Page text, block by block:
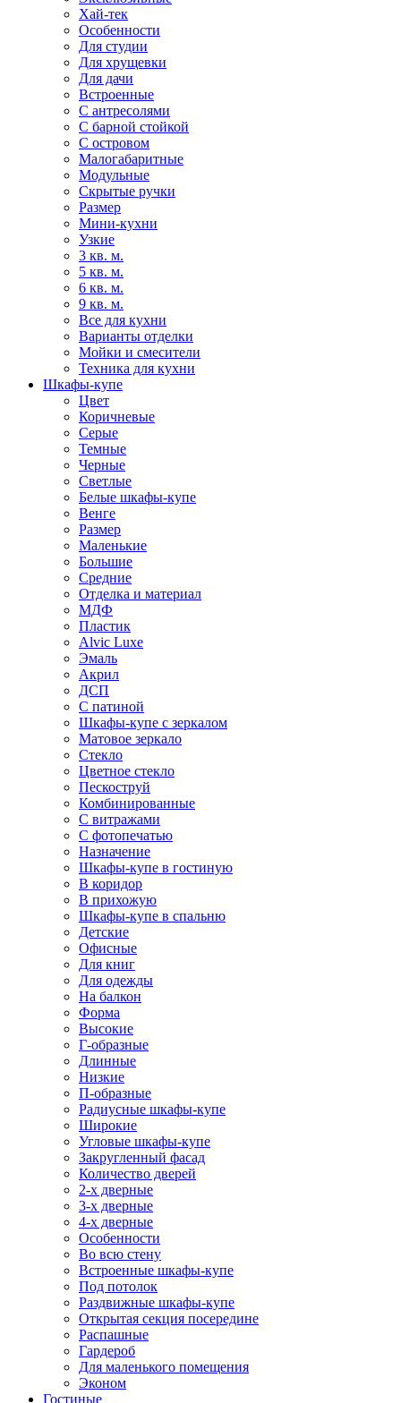
Хай-тек
Особенности
Для студии
Для хрущевки
Для дачи
Встроенные
С антресолями
С барной стойкой
С островом
Малогабаритные
Модульные
Скрытые ручки
Размер
Мини-кухни
Узкие
3 кв. м.
5 кв. м.
6 кв. м.
9 кв. м.
Все для кухни
Варианты отделки
Мойки и смесители
Техника для кухни
Шкафы-купе
Цвет
Коричневые
Серые
Темные
Черные
Светлые
Белые шкафы-купе
Венге
Размер
Маленькие
Большие
Средние
Отделка и материал
МДФ
Пластик
Alvic Luxe
Эмаль
Акрил
ДСП
С патиной
Шкафы-купе с зеркалом
Матовое зеркало
Стекло
Цветное стекло
Пескоструй
Комбинированные
С витражами
С фотопечатью
Назначение
Шкафы-купе в гостиную
В коридор
В прихожую
Шкафы-купе в спальню
Детские
Офисные
Для книг
Для одежды
На балкон
Форма
Высокие
Г-образные
Длинные
Низкие
П-образные
Радиусные шкафы-купе
Широкие
Угловые шкафы-купе
Закругленный фасад
Количество дверей
2-х дверные
3-х дверные
4-х дверные
Особенности
Во всю стену
Встроенные шкафы-купе
Под потолок
Раздвижные шкафы-купе
Открытая секция посередине
Распашные
Гардероб
Для маленького помещения
Эконом
Гостиные